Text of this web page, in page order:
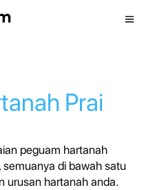
Prai
peguam hartanah
semuanya di bawah satu
urusan hartanah anda.